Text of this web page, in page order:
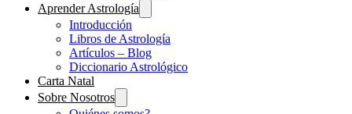
Aprender Astrología
Introducción
Libros de Astrología
Artículos – Blog
Diccionario Astrológico
Carta Natal
Sobre Nosotros